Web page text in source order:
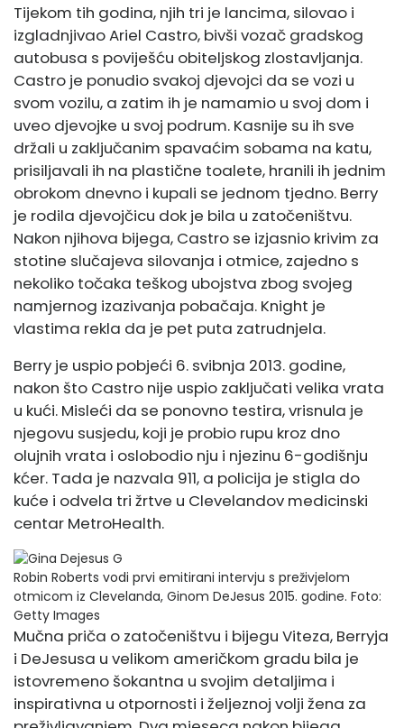
Tijekom tih godina, njih tri je lancima, silovao i
izgladnjivao Ariel Castro, bivši vozač gradskog
autobusa s poviješću obiteljskog zlostavljanja.
Castro je ponudio svakoj djevojci da se vozi u
svom vozilu, a zatim ih je namamio u svoj dom i
uveo djevojke u svoj podrum. Kasnije su ih sve
držali u zaključanim spavaćim sobama na katu,
prisiljavali ih na plastične toalete, hranili ih jednim
obrokom dnevno i kupali se jednom tjedno. Berry
je rodila djevojčicu dok je bila u zatočeništvu.
Nakon njihova bijega, Castro se izjasnio krivim za
stotine slučajeva silovanja i otmice, zajedno s
nekoliko točaka teškog ubojstva zbog svojeg
namjernog izazivanja pobačaja. Knight je
vlastima rekla da je pet puta zatrudnjela.
Berry je uspio pobjeći 6. svibnja 2013. godine,
nakon što Castro nije uspio zaključati velika vrata
u kući. Misleći da se ponovno testira, vrisnula je
njegovu susjedu, koji je probio rupu kroz dno
olujnih vrata i oslobodio nju i njezinu 6-godišnju
kćer. Tada je nazvala 911, a policija je stigla do
kuće i odvela tri žrtve u Clevelandov medicinski
centar MetroHealth.
Robin Roberts vodi prvi emitirani intervju s preživjelom
otmicom iz Clevelanda, Ginom DeJesus 2015. godine. Foto:
Getty Images
Mučna priča o zatočeništvu i bijegu Viteza, Berryja
i DeJesusa u velikom američkom gradu bila je
istovremeno šokantna u svojim detaljima i
inspirativna u otpornosti i željeznoj volji žena za